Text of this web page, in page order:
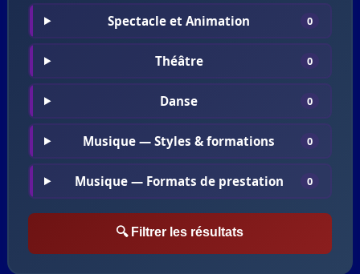
Spectacle et Animation 0
Théâtre 0
Danse 0
Musique — Styles & formations 0
Musique — Formats de prestation 0
🔍 Filtrer les résultats